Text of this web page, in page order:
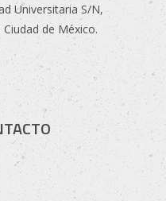
Universitaria S/N,
de México.